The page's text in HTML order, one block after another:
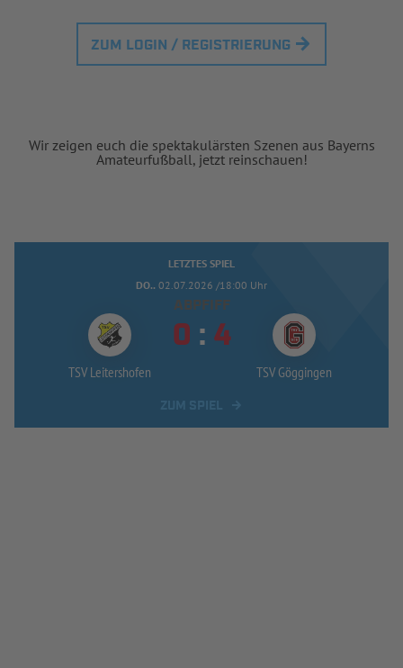
ZUM LOGIN / REGISTRIERUNG
Wir zeigen euch die spektakulärsten Szenen aus Bayerns
Amateurfußball, jetzt reinschauen!
LETZTES SPIEL
DO.. 02.07.2026 /18:00 Uhr
ABPFIFF
TSV Leitershofen
 : 
TSV Göggingen